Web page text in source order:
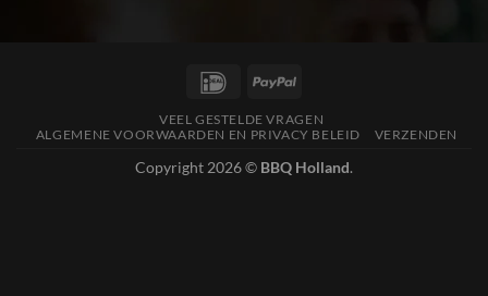
IDeal
VEEL GESTELDE VRAGEN
ALGEMENE VOORWAARDEN EN PRIVACY BELEID
VERZENDEN
Copyright 2026 © BBQ Holland.